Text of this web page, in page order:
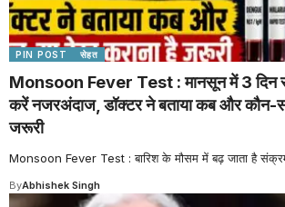
PIN POST सेहत
Monsoon Fever Test : मानसून में 3 दिन से
करें नजरअंदाज, डॉक्टर ने बताया कब और कौन-
जरूरी
Monsoon Fever Test : बारिश के मौसम में बढ़ जाता है
ByAbhishek Singh